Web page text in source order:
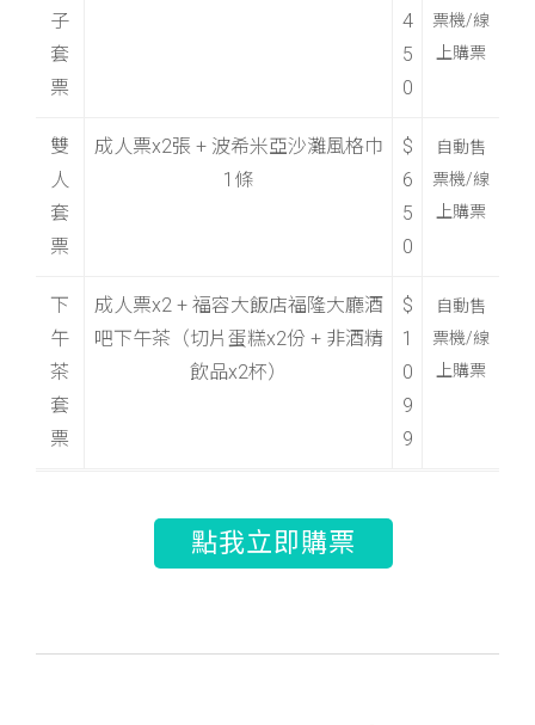
子
套
票
4
5
0
票機/線
上購票
雙
人
套
票
成人票x2張 + 波希米亞沙灘風格巾
1條
$
6
5
0
自動售
票機/線
上購票
下
午
茶
套
票
成人票x2 + 福容大飯店福隆大廳酒
吧下午茶（切片蛋糕x2份 + 非酒精
飲品x2杯）
$
1
0
9
9
自動售
票機/線
上購票
點我立即購票